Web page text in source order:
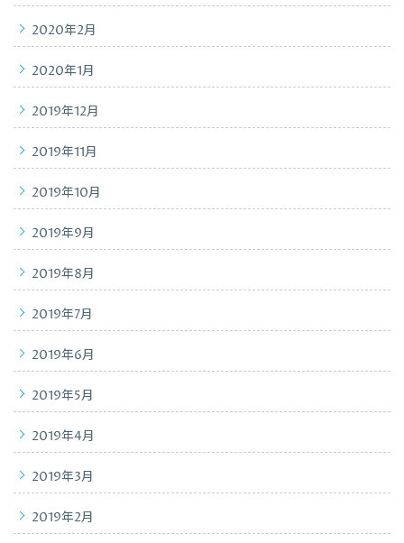
2020年2月
2020年1月
2019年12月
2019年11月
2019年10月
2019年9月
2019年8月
2019年7月
2019年6月
2019年5月
2019年4月
2019年3月
2019年2月